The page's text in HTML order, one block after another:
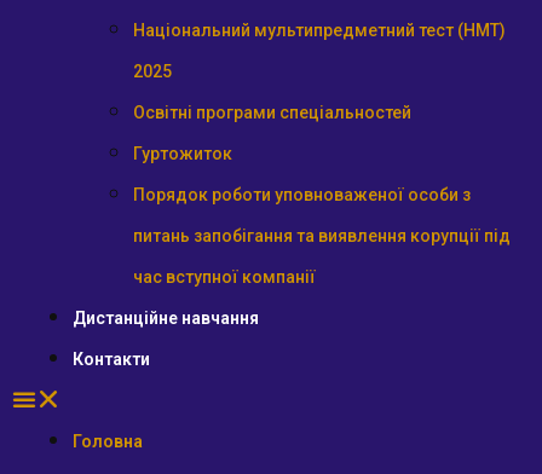
Національний мультипредметний тест (НМТ)
2025
Освітні програми спеціальностей
Гуртожиток
Порядок роботи уповноваженої особи з
питань запобігання та виявлення корупції під
час вступної компанії
Дистанційне навчання
Контакти
Головна